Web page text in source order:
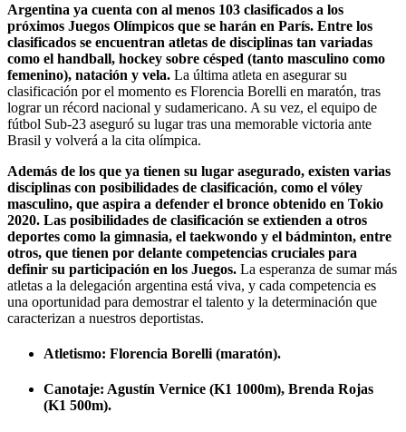
Argentina ya cuenta con al menos 103 clasificados a los
próximos Juegos Olímpicos que se harán en París. Entre los
clasificados se encuentran atletas de disciplinas tan variadas
como el handball, hockey sobre césped (tanto masculino como
femenino), natación y vela. La última atleta en asegurar su
clasificación por el momento es Florencia Borelli en maratón, tras
lograr un récord nacional y sudamericano. A su vez, el equipo de
fútbol Sub-23 aseguró su lugar tras una memorable victoria ante
Brasil y volverá a la cita olímpica.
Además de los que ya tienen su lugar asegurado, existen varias
disciplinas con posibilidades de clasificación, como el vóley
masculino, que aspira a defender el bronce obtenido en Tokio
2020. Las posibilidades de clasificación se extienden a otros
deportes como la gimnasia, el taekwondo y el bádminton, entre
otros, que tienen por delante competencias cruciales para
definir su participación en los Juegos. La esperanza de sumar más
atletas a la delegación argentina está viva, y cada competencia es
una oportunidad para demostrar el talento y la determinación que
caracterizan a nuestros deportistas.
Atletismo: Florencia Borelli (maratón).
Canotaje: Agustín Vernice (K1 1000m), Brenda Rojas
(K1 500m).